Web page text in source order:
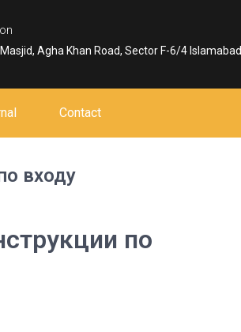
Agha Khan Road, Sector F-6/4 Islamabad
Contact
входу
по